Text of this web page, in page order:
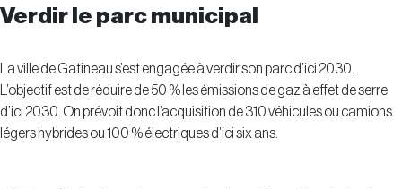
Verdir le parc municipal
La ville de Gatineau s’est engagée à verdir son parc d’ici 2030.
L’objectif est de réduire de 50 % les émissions de gaz à effet de serre
d’ici 2030. On prévoit donc l’acquisition de 310 véhicules ou camions
légers hybrides ou 100 % électriques d’ici six ans.